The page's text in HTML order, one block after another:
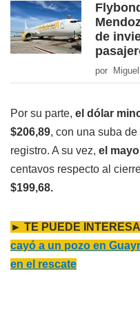
de
por
Por su parte, el dólar
$206,89, con una suba
registro. A su vez, el
centavos respecto al
$199,68.
► TE PUEDE
cayó a un pozo en
en el rescate